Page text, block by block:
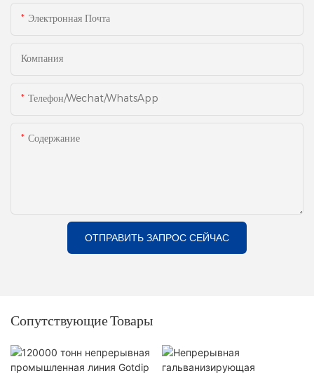
Электронная Почта
Компания
Телефон/Wechat/WhatsApp
Содержание
ОТПРАВИТЬ ЗАПРОС СЕЙЧАС
Сопутствующие Товары